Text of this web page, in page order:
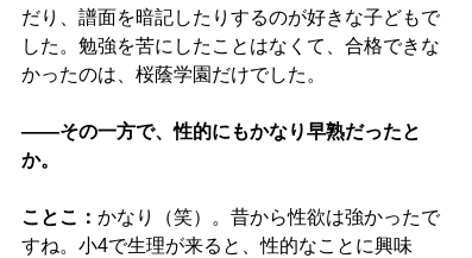
だり、譜面を暗記したりするのが好きな子どもで
した。勉強を苦にしたことはなくて、合格できな
かったのは、桜蔭学園だけでした。
――その一方で、性的にもかなり早熟だったと
か。
ことこ： かなり（笑）。昔から性欲は強かったで
すね。小4で生理が来ると、性的なことに興味